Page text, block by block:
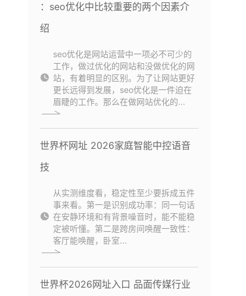
：seo优化中比较重要的两个因素介
绍
seo优化是网站运营中一项必不可少的
工作，做过优化的网站和没做优化的网
站，有着明显的区别。为了让网站更好
更长远得到发展，seo优化是一件迫在
眉睫的工作。那么在做网站优化的...
世界杯网址 2026家庭智能中控语音
技
从实测维度看，稳定性至少要拆成五件
事来看。第一是识别成功率：同一句话
在安静环境和有背景噪音时，能不能稳
定被听懂。第二是跨房间唤醒一致性：
客厅能唤醒，卧室...
世界杯2026网址入口 品面传媒行业